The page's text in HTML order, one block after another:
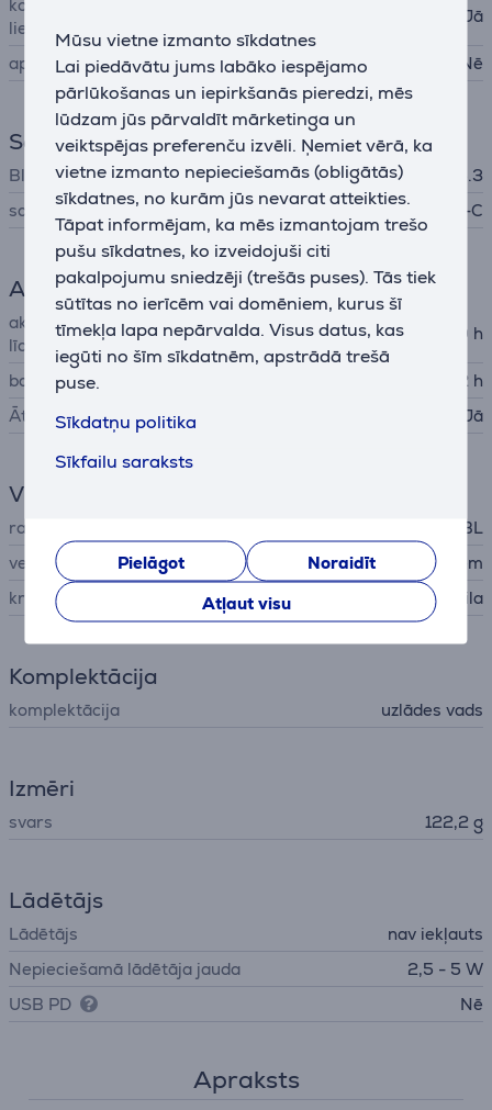
Mūsu vietne izmanto sīkdatnes
Lai piedāvātu jums labāko iespējamo
pārlūkošanas un iepirkšanās pieredzi, mēs
lūdzam jūs pārvaldīt mārketinga un
veiktspējas preferenču izvēli. Ņemiet vērā, ka
vietne izmanto nepieciešamās (obligātās)
sīkdatnes, no kurām jūs nevarat atteikties.
Tāpat informējam, ka mēs izmantojam trešo
pušu sīkdatnes, ko izveidojuši citi
pakalpojumu sniedzēji (trešās puses). Tās tiek
sūtītas no ierīcēm vai domēniem, kurus šī
tīmekļa lapa nepārvalda. Visus datus, kas
iegūti no šīm sīkdatnēm, apstrādā trešā
puse.
Sīkdatņu politika
Sīkfailu saraksts
Pielāgot
Noraidīt
Atļaut visu
konfigurēšana izmantojot
lietotni
Jā
apgaismojums Nē
Savienojums
Bluetooth
Bluetooth 5.3
savienojuma veids
Bluetooth, USB -C
Akumulators
akumulatora darbības ilgums
līdz
50 h
baterijas lādēšanas laiks
2 h
Ātrā uzlāde
Jā
Vispārējais parametrs
ražotājs
JBL
veids
Austiņas bērniem
krāsa
gaiši zila, zila
Komplektācija
komplektācija uzlādes vads
Izmēri
svars 122,2 g
Lādētājs
Lādētājs
nav iekļauts
Nepieciešamā lādētāja jauda
2,5 - 5 W
USB PD
Nē
Apraksts